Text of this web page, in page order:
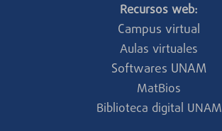
Recursos web:
Campus virtual
Aulas virtuales
Softwares UNAM
MatBios
Biblioteca digital UNAM